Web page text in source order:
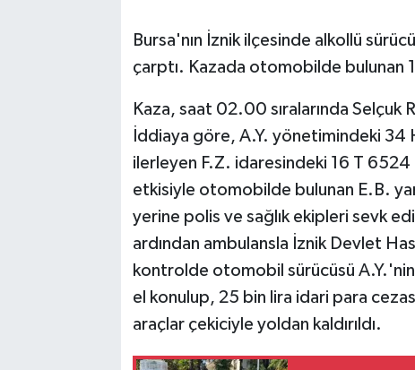
Bursa'nın İznik ilçesinde alkollü
çarptı. Kazada otomobilde bulunan 1
Kaza, saat 02.00 sıralarında
İddiaya göre, A.Y. yönetimindeki 34
ilerleyen F.Z. idaresindeki 16 T 6524
etkisiyle otomobilde bulunan E.B.
yerine polis ve sağlık ekipleri sevk
ardından ambulansla İznik Devlet
kontrolde otomobil sürücüsü
el konulup, 25 bin lira idari para
araçlar çekiciyle yoldan kaldırıldı.